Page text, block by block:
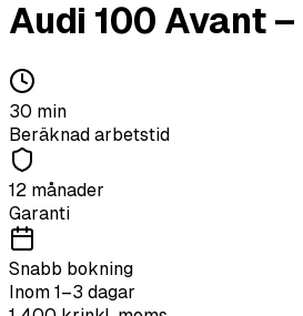
Audi 100 Avant –
30 min
Beräknad arbetstid
12 månader
Garanti
Snabb bokning
Inom 1–3 dagar